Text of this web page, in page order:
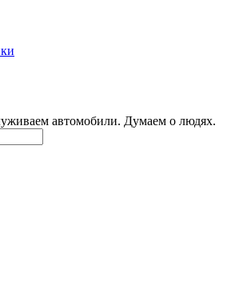
автомобили. Думаем о людях.